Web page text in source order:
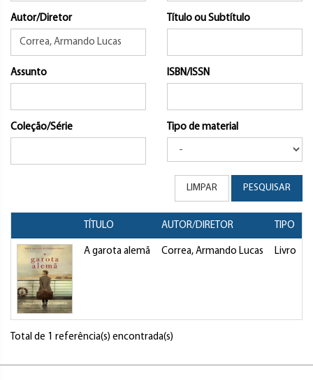
Autor/Diretor Título ou Subtítulo
Assunto ISBN/ISSN
Coleção/Série Tipo de material
LIMPAR PESQUISAR
TÍTULO AUTOR/DIRETOR TIPO
A garota alemã Correa, Armando Lucas Livro
Total de 1 referência(s) encontrada(s)